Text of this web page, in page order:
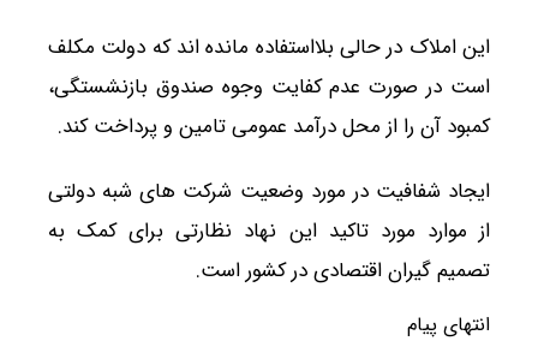
این املاک در حالی بلااستفاده مانده اند که دولت مکلف
است در‌ صورت عدم کفایت وجوه صندوق بازنشستگی،
کمبود آن را از محل درآمد عمومی تامین و پرداخت کند.
ایجاد شفافیت در مورد وضعیت شرکت های شبه دولتی
از موارد مورد تاکید این نهاد نظارتی برای کمک به
تصمیم گیران اقتصادی در کشور است.
انتهای پیام